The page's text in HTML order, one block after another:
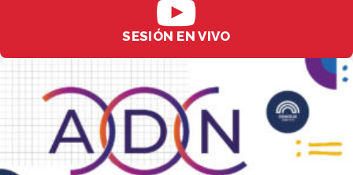
SESIÓN EN VIVO